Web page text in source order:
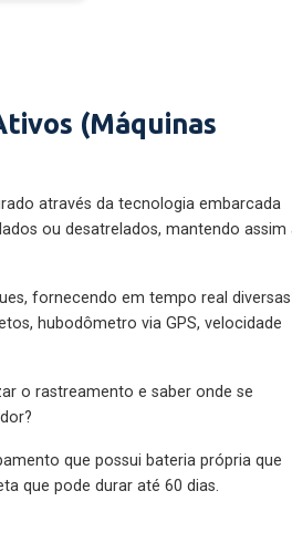
(Máquinas
através da tecnologia embarcada
ou desatrelados, mantendo assim a
fornecendo em tempo real diversas
hubodômetro via GPS, velocidade
o rastreamento e saber onde se
que possui bateria própria que
que pode durar até 60 dias.